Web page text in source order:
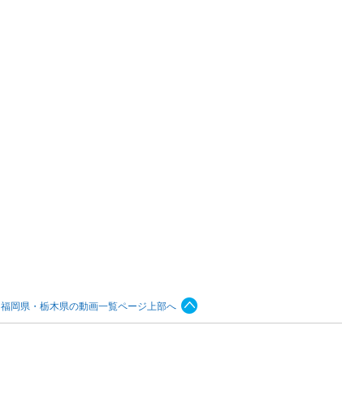
福岡県・栃木県の動画一覧ページ上部へ